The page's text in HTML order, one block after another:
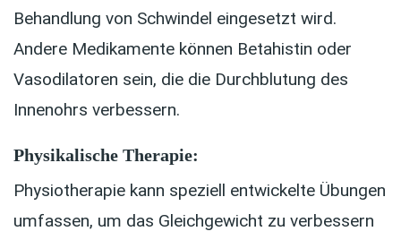
Behandlung von Schwindel eingesetzt wird.
Andere Medikamente können Betahistin oder
Vasodilatoren sein, die die Durchblutung des
Innenohrs verbessern.
Physikalische Therapie:
Physiotherapie kann speziell entwickelte Übungen
umfassen, um das Gleichgewicht zu verbessern